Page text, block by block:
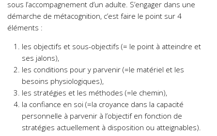
sous l’accompagnement d’un adulte. S’engager dans une
démarche de métacognition, c’est faire le point sur 4
éléments :
les objectifs et sous-objectifs (= le point à atteindre et
ses jalons),
les conditions pour y parvenir (=le matériel et les
besoins physiologiques),
les stratégies et les méthodes (=le chemin),
la confiance en soi (=la croyance dans la capacité
personnelle à parvenir à l’objectif en fonction de
stratégies actuellement à disposition ou atteignables).